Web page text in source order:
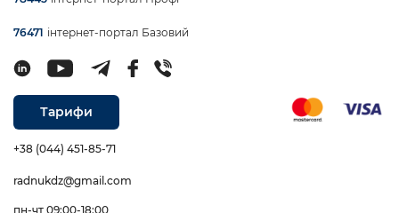
76471 інтернет-портал Базовий
Тарифи
+38 (044) 451-85-71
radnukdz@gmail.com
пн-чт 09:00-18:00